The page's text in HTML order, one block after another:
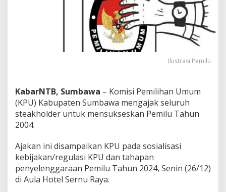
e
s
k
a
e
m
l
u
Ilustrasi Pemilu
KabarNTB, Sumbawa – Komisi Pemilihan Umum
(KPU) Kabupaten Sumbawa mengajak seluruh
steakholder untuk mensukseskan Pemilu Tahun
2004.
Ajakan ini disampaikan KPU pada sosialisasi
kebijakan/regulasi KPU dan tahapan
penyelenggaraan Pemilu Tahun 2024, Senin (26/12)
di Aula Hotel Sernu Raya.